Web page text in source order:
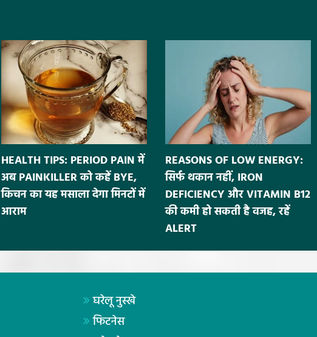
HEALTH TIPS: PERIOD PAIN में
अब PAINKILLER को कहें BYE,
किचन का यह मसाला देगा मिनटों में
आराम
REASONS OF LOW ENERGY:
सिर्फ थकान नहीं, IRON
DEFICIENCY और VITAMIN B12
की कमी हो सकती है वजह, रहें
ALERT
घरेलू नुस्खे
फिटनेस